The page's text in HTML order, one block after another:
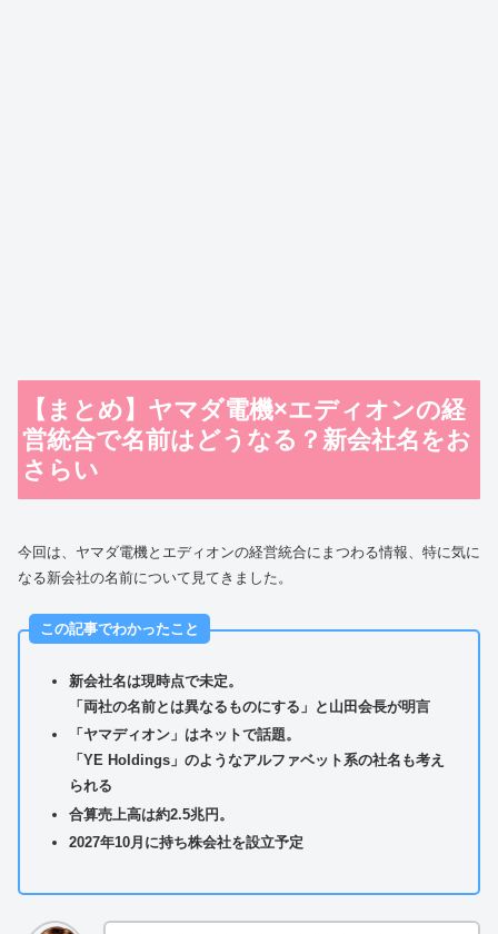
【まとめ】ヤマダ電機×エディオンの経
営統合で名前はどうなる？新会社名をお
さらい
今回は、ヤマダ電機とエディオンの経営統合にまつわる情報、特に気に
なる新会社の名前について見てきました。
この記事でわかったこと
新会社名は現時点で未定。
「両社の名前とは異なるものにする」と山田会長が明言
「ヤマディオン」はネットで話題。
「YE Holdings」のようなアルファベット系の社名も考え
られる
合算売上高は約2.5兆円。
2027年10月に持ち株会社を設立予定